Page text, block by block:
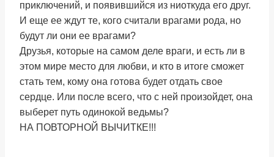
приключений, и появившийся из ниоткуда его друг.
И еще ее ждут те, кого считали врагами рода, но
будут ли они ее врагами?
Друзья, которые на самом деле враги, и есть ли в
этом мире место для любви, и кто в итоге сможет
стать тем, кому она готова будет отдать свое
сердце. Или после всего, что с ней произойдет, она
выберет путь одинокой ведьмы?
НА ПОВТОРНОЙ ВЫЧИТКЕ!!!